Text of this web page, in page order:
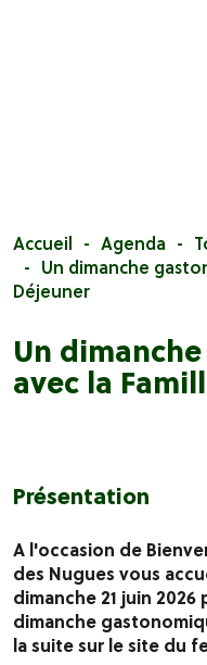
Accueil Agenda
Un dimanche
Déjeuner
Un
avec la
Présentation
A l'occasion de
des Nugues vous
dimanche 21 juin
dimanche
la suite sur le site du